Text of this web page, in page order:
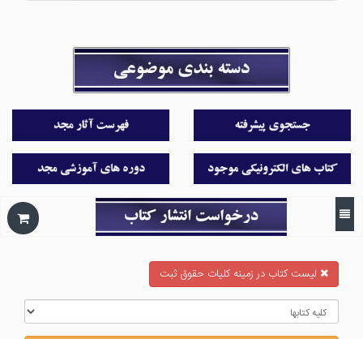
ليست كتاب در زمينه كليات حقوق ثبت